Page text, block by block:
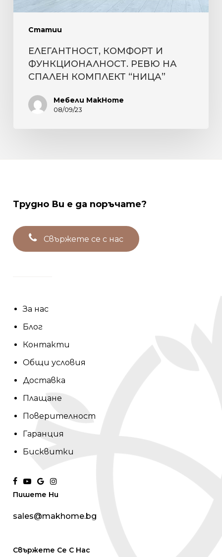
Статии
“НИЦА”
ЕЛЕГАНТНОСТ, КОМФОРТ И
ФУНКЦИОНАЛНОСТ. РЕВЮ НА
СПАЛЕН КОМПЛЕКТ “НИЦА”
Мебели MakHome
08/09/23
Трудно Ви е да поръчате?
Свържете се с нас
За нас
Блог
Контакти
Общи условия
Доставка
Плащане
Поверителност
Гаранция
Бисквитки
facebook
youtube
google-
plus
instagram
Пишете Ни
sales@makhome.bg
Свържете Се С Нас